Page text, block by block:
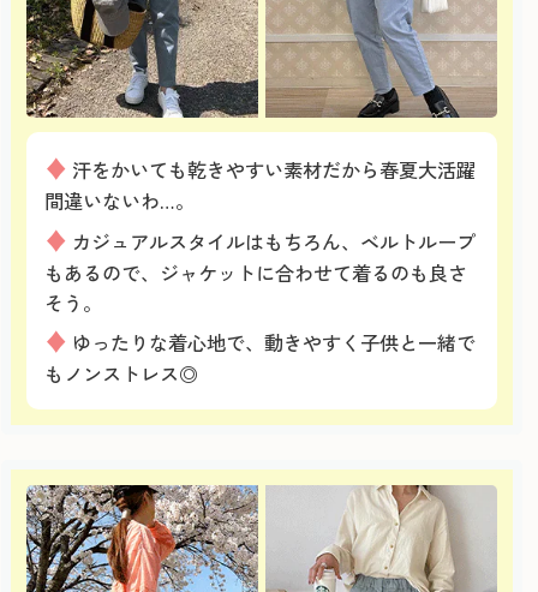
♦ 汗をかいても乾きやすい素材だから春夏大活躍
間違いないわ…。
♦ カジュアルスタイルはもちろん、ベルトループ
もあるので、ジャケットに合わせて着るのも良さ
そう。
♦ ゆったりな着心地で、動きやすく子供と一緒で
もノンストレス◎